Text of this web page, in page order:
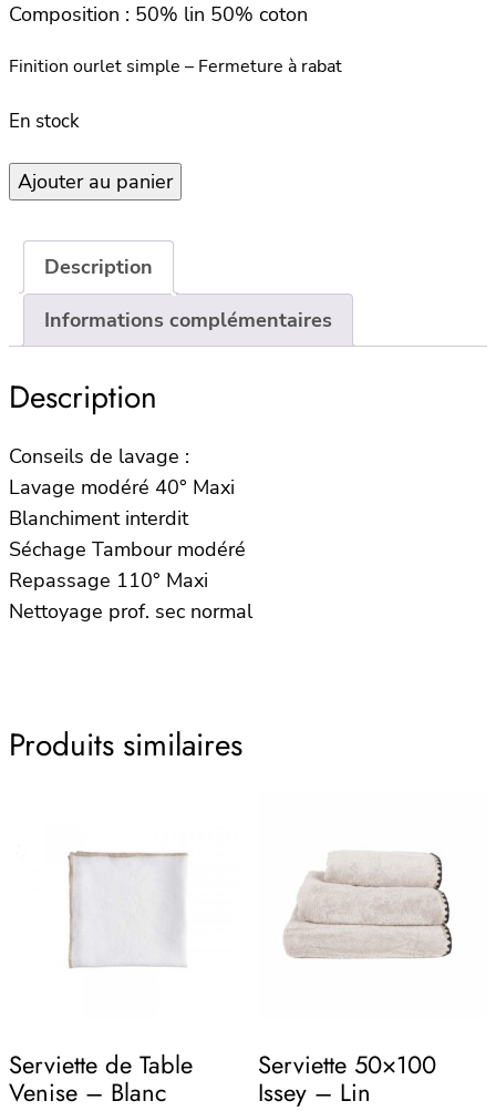
Composition : 50% lin 50% coton
Finition ourlet simple – Fermeture à rabat
En stock
quantité
de
coussin
LEONIE
40×60
Ficelle
Ajouter au panier
Description
Informations complémentaires
Description
Conseils de lavage :
Lavage modéré 40° Maxi
Blanchiment interdit
Séchage Tambour modéré
Repassage 110° Maxi
Nettoyage prof. sec normal
Produits similaires
Serviette de Table
Venise – Blanc
Serviette 50×100
Issey – Lin